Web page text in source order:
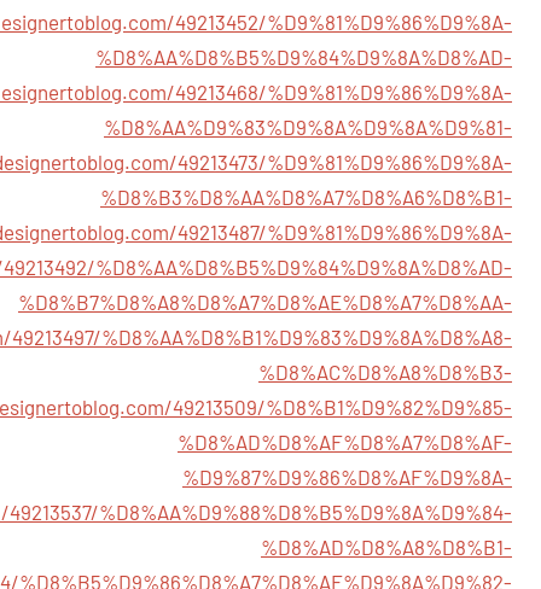
49213452/%D9%81%D9%86%D9%8A-
%D8%AA%D8%B5%D9%84%D9%8A%D8%AD-
49213468/%D9%81%D9%86%D9%8A-
%D8%AA%D9%83%D9%8A%D9%8A%D9%81-
49213473/%D9%81%D9%86%D9%8A-
%D8%B3%D8%AA%D8%A7%D8%A6%D8%B1-
49213487/%D9%81%D9%86%D9%8A-
%D8%AA%D8%B5%D9%84%D9%8A%D8%AD-
%D8%B7%D8%A8%D8%A7%D8%AE%D8%A7%D8%AA-
%D8%AA%D8%B1%D9%83%D9%8A%D8%A8-
%D8%AC%D8%A8%D8%B3-
49213509/%D8%B1%D9%82%D9%85-
%D8%AD%D8%AF%D8%A7%D8%AF-
%D9%87%D9%86%D8%AF%D9%8A-
%D8%AA%D9%88%D8%B5%D9%8A%D9%84-
%D8%AD%D8%A8%D8%B1-